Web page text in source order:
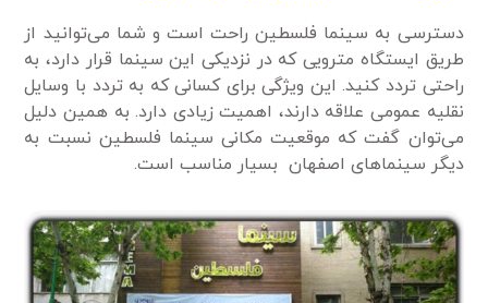
دسترسی به سینما فلسطین راحت است و شما می‌توانید از
طریق ایستگاه مترویی که در نزدیکی این سینما قرار دارد، به
راحتی تردد کنید. این ویژگی برای کسانی که به تردد با وسایل
نقلیه عمومی علاقه دارند، اهمیت زیادی دارد. به همین دلیل
می‌توان گفت که موقعیت مکانی سینما فلسطین نسبت به
دیگر سینماهای اصفهان بسیار مناسب است.